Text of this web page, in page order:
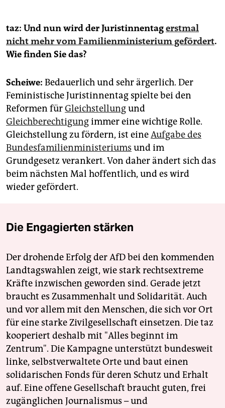
taz: Und nun wird der Juristinnentagerstmal
nicht mehr vom Familienministerium gefördert.
Wie finden Sie das?
Scheiwe: Bedauerlich und sehr ärgerlich. Der
Feministische Juristinnentag spielte bei den
Reformen fürGleichstellungund
Gleichberechtigungimmer eine wichtige Rolle.
Gleichstellung zu fördern, ist eineAufgabe des
Bundesfamilienministeriums und im
Grundgesetz verankert. Von daher ändert sich das
beim nächsten Mal hoffentlich, und es wird
wieder gefördert.
Die Engagierten stärken
Der drohende Erfolg der AfD bei den kommenden
Landtagswahlen zeigt, wie stark rechtsextreme
Kräfte inzwischen geworden sind. Gerade jetzt
braucht es Zusammenhalt und Solidarität. Auch
und vor allem mit den Menschen, die sich vor Ort
für eine starke Zivilgesellschaft einsetzen. Die taz
kooperiert deshalb mit "Alles beginnt im
Zentrum". Die Kampagne unterstützt bundesweit
linke, selbstverwaltete Orte und baut einen
solidarischen Fonds für deren Schutz und Erhalt
auf. Eine offene Gesellschaft braucht guten, frei
zugänglichen Journalismus – und